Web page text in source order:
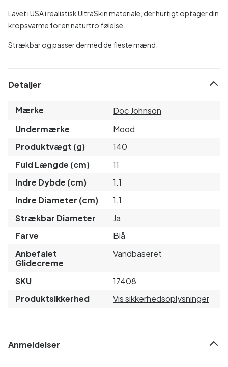
Lavet i USA i realistisk UltraSkin materiale, der hurtigt optager din
kropsvarme for en naturtro følelse.
Strækbar og passer dermed de fleste mænd.
Detaljer
Mærke
Doc Johnson
Undermærke
Mood
Produktvægt (g)
140
Fuld Længde (cm)
11
Indre Dybde (cm)
1.1
Indre Diameter (cm)
1.1
Strækbar Diameter
Ja
Farve
Blå
Anbefalet
Glidecreme
Vandbaseret
SKU
17408
Produktsikkerhed
Vis sikkerhedsoplysninger
Anmeldelser